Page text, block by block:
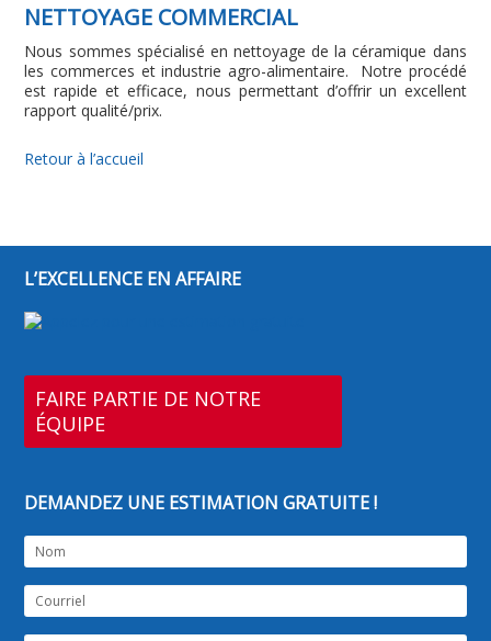
NETTOYAGE COMMERCIAL
Nous sommes spécialisé en nettoyage de la céramique dans
les commerces et industrie agro-alimentaire. Notre procédé
est rapide et efficace, nous permettant d’offrir un excellent
rapport qualité/prix.
Retour à l’accueil
L’EXCELLENCE EN AFFAIRE
FAIRE PARTIE DE NOTRE
ÉQUIPE
DEMANDEZ UNE ESTIMATION GRATUITE !